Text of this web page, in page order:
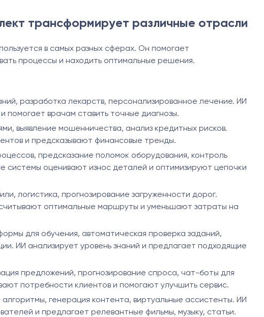
трансформирует различные отрасли
в самых разных сферах. Он помогает
процессы и находить оптимальные решения.
разработка лекарств, персонализированное лечение. ИИ
помогает врачам ставить точные диагнозы.
выявление мошенничества, анализ кредитных рисков.
и предсказывают финансовые тренды.
предсказание поломок оборудования, контроль
системы оценивают износ деталей и оптимизируют цепочки
логистика, прогнозирование загруженности дорог.
оптимальные маршруты и уменьшают затраты на
для обучения, автоматическая проверка заданий,
ИИ анализирует уровень знаний и предлагает подходящие
предложений, прогнозирование спроса, чат-боты для
потребности клиентов и помогают улучшить сервис.
генерация контента, виртуальные ассистенты. ИИ
и предлагает релевантные фильмы, музыку, статьи.